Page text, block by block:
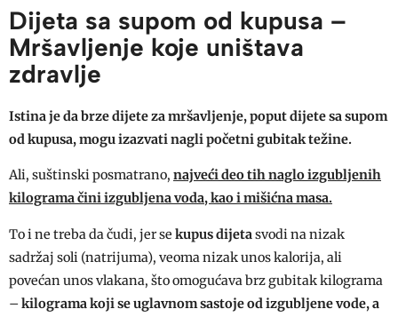
Dijeta sa supom od kupusa –
Mršavljenje koje uništava
zdravlje
Istina je da brze dijete za mršavljenje, poput dijete sa supom
od kupusa, mogu izazvati nagli početni gubitak težine.
Ali, suštinski posmatrano, najveći deo tih naglo izgubljenih
kilograma čini izgubljena voda, kao i mišićna masa.
To i ne treba da čudi, jer se kupus dijeta svodi na nizak
sadržaj soli (natrijuma), veoma nizak unos kalorija, ali
povećan unos vlakana, što omogućava brz gubitak kilograma
–kilograma koji se uglavnom sastoje od izgubljene vode, a